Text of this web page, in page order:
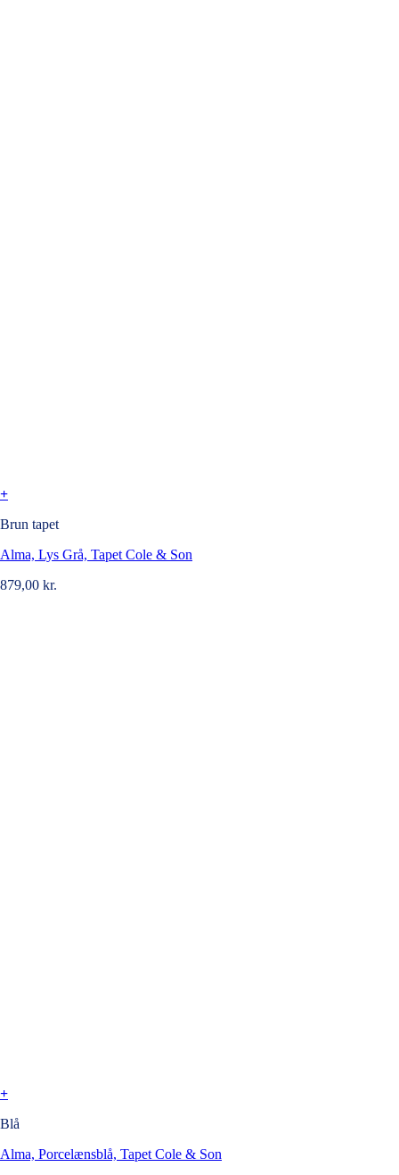
+
Brun tapet
Alma, Lys Grå, Tapet Cole & Son
879,00 kr.
+
Blå
Alma, Porcelænsblå, Tapet Cole & Son